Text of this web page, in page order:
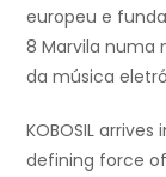
europeu e
8 Marvila numa
da música
KOBOSIL
defining force